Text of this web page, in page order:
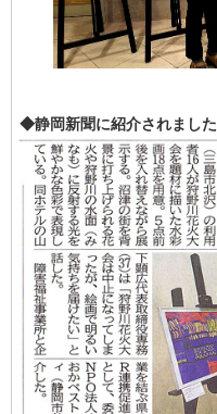
◆静岡新聞に紹介されました